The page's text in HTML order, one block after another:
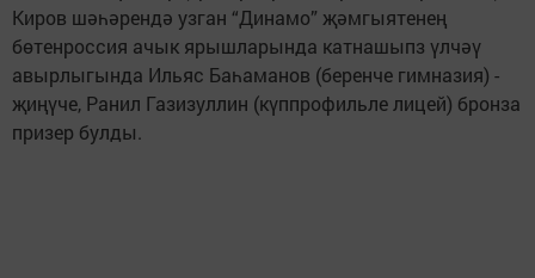
Киров шәһәрендә узган “Динамо” җәмгыятенең
бөтенроссия ачык ярышларында катнашыпз үлчәү
авырлыгында Ильяс Баһаманов (беренче гимназия) -
җиңүче, Ранил Газизуллин (күппрофильле лицей) бронза
призер булды.